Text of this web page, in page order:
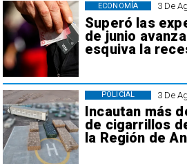
3 De
Superó las
de junio
esquiva la
ECONOMÍA
3 De
Incautan más
de cigarrillos
la Región de
POLICIAL